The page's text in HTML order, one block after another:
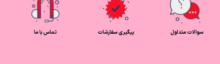
سوالات متداول پیگیری سفارشات تماس با ما